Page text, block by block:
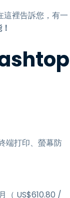
裡告訴您，有一
端打印、螢幕防
（ US$610.80 /